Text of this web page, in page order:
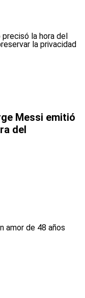
Messi emitió
del